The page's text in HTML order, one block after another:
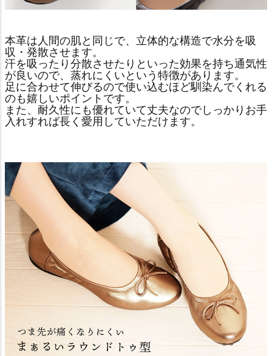
本革は人間の肌と同じで、立体的な構造で水分を吸
収・発散させます。
汗を吸ったり分散させたりといった効果を持ち通気性
が良いので、蒸れにくいという特徴があります。
足に合わせて伸びるので使い込むほど馴染んでくれる
のも嬉しいポイントです。
また、耐久性にも優れていて丈夫なのでしっかりお手
入れすれば長く愛用していただけます。